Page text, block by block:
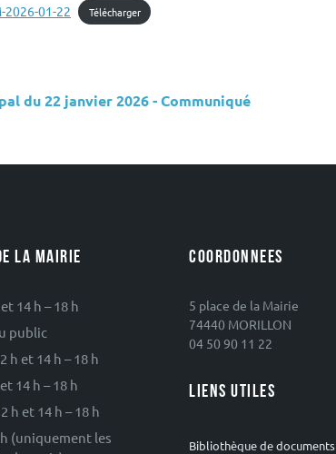
2026-01-22 Télécharger
du 22 janvier 2026 - Communiqué
LA MAIRIE
14 h – 18 h
public
h et 14 h – 18 h
14 h – 18 h
h et 14 h – 18 h
h (uniquement les
COORDONNEES
5 place de la Mairie
74440 MORILLON
04 50 90 11 22
LIENS UTILES
Bibliothèque de documents